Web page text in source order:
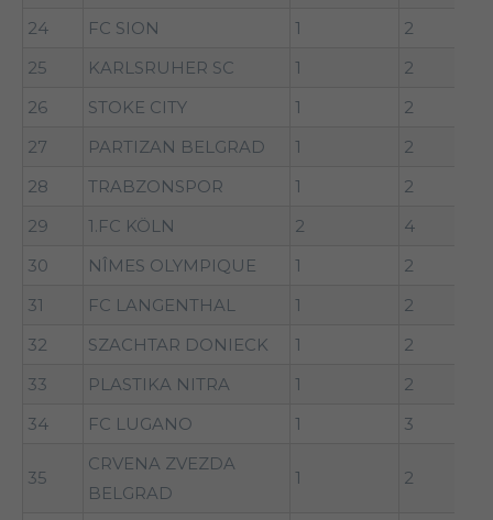
24
FC SION 1
2
25
KARLSRUHER SC 1
2
26
STOKE CITY 1
2
27
PARTIZAN BELGRAD 1
2
28
TRABZONSPOR 1
2
29
1.FC KÖLN 2
4
30
NÎMES OLYMPIQUE 1
2
31
FC LANGENTHAL 1
2
32
SZACHTAR DONIECK 1
2
33
PLASTIKA NITRA 1
2
34
FC LUGANO 1 3
35
CRVENA ZVEZDA
BELGRAD
1 2